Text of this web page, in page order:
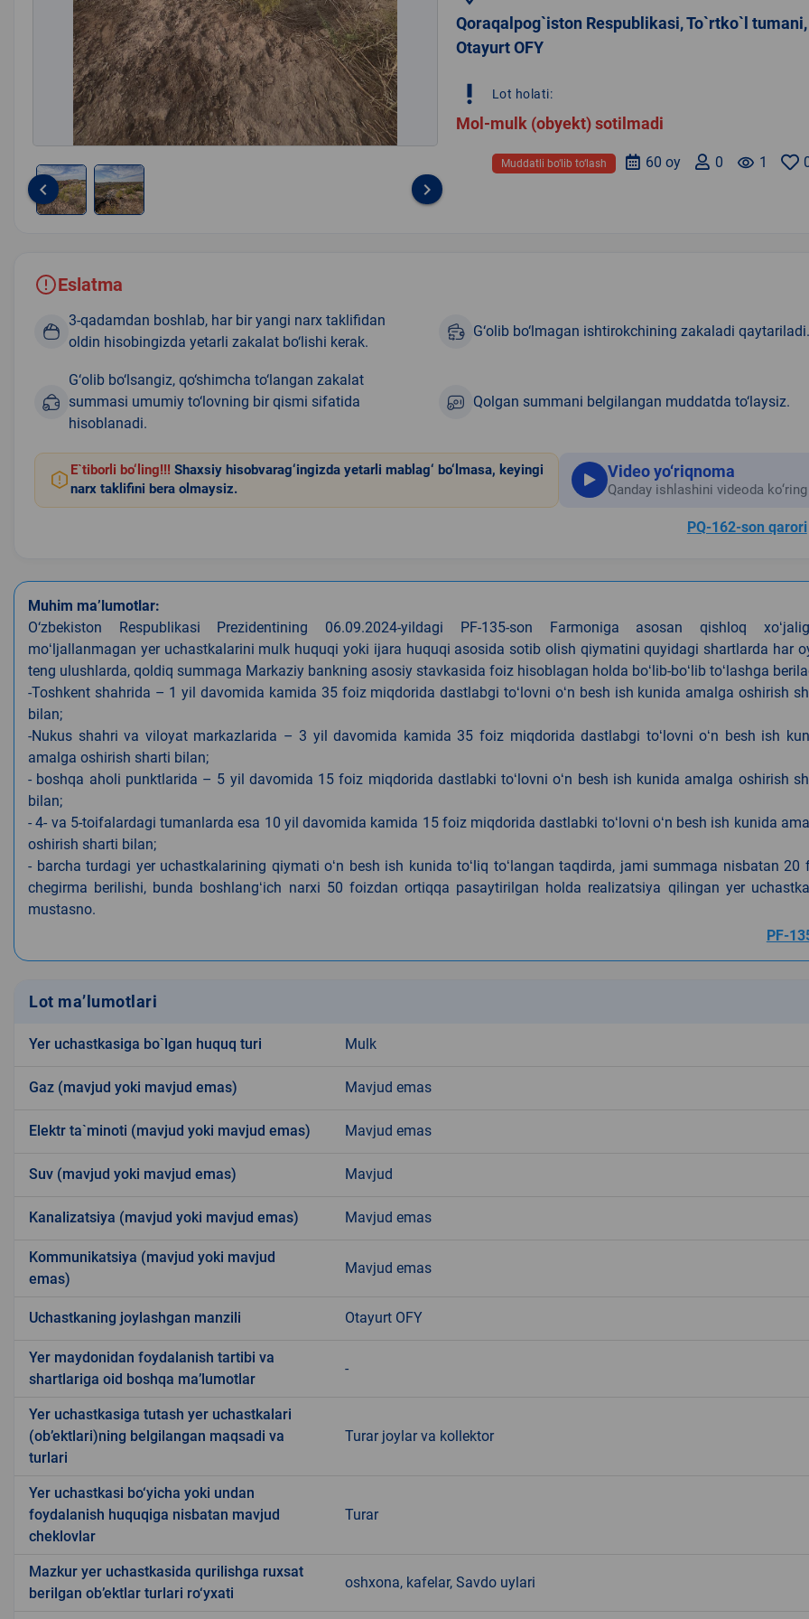
2
keyboard_arrow_left keyboard_arrow_right
Qoraqalpog`iston Respublikasi, To`rtko`l tumani,
Otayurt OFY
priority_high Lot holati:
Mol-mulk (obyekt) sotilmadi
remove_red_eye 1
0
60 oy
Muddatli bo‘lib to‘lash
Eslatma
3-qadamdan boshlab, har bir yangi narx taklifidan
oldin hisobingizda yetarli zakalat bo‘lishi kerak.
G‘olib bo‘lmagan ishtirokchining zakaladi qaytariladi.
G‘olib bo‘lsangiz, qo‘shimcha to‘langan zakalat
summasi umumiy to‘lovning bir qismi sifatida
hisoblanadi.
Qolgan summani belgilangan muddatda to‘laysiz.
E`tiborli bo‘ling!!! Shaxsiy hisobvarag‘ingizda yetarli mablag‘ bo‘lmasa, keyingi
narx taklifini bera olmaysiz.
Video yo‘riqnoma
Qanday ishlashini videoda ko‘ring
PQ-162-son qarori
Muhim ma’lumotlar:
O‘zbekiston Respublikasi Prezidentining 06.09.2024-yildagi PF-135-son Farmoniga asosan qishloq
moʻljallanmagan yer uchastkalarini mulk huquqi yoki ijara huquqi asosida sotib olish qiymatini quyidagi shartlarda har
teng ulushlarda, qoldiq summaga Markaziy bankning asosiy stavkasida foiz hisoblagan holda boʻlib-boʻlib toʻlashga
-Toshkent shahrida – 1 yil davomida kamida 35 foiz miqdorida dastlabgi toʻlovni oʻn besh ish kunida amalga oshirish
bilan;
-Nukus shahri va viloyat markazlarida – 3 yil davomida kamida 35 foiz miqdorida dastlabgi toʻlovni oʻn besh ish
amalga oshirish sharti bilan;
- boshqa aholi punktlarida – 5 yil davomida 15 foiz miqdorida dastlabki toʻlovni oʻn besh ish kunida amalga oshirish
bilan;
- 4- va 5-toifalardagi tumanlarda esa 10 yil davomida kamida 15 foiz miqdorida dastlabki toʻlovni oʻn besh ish kunida
oshirish sharti bilan;
- barcha turdagi yer uchastkalarining qiymati oʻn besh ish kunida toʻliq toʻlangan taqdirda, jami summaga nisbatan 20
chegirma berilishi, bunda boshlangʻich narxi 50 foizdan ortiqqa pasaytirilgan holda realizatsiya qilingan yer
mustasno.
PF-
Lot ma’lumotlari
Yer uchastkasiga bo`lgan huquq turi Mulk
Gaz (mavjud yoki mavjud emas) Mavjud emas
Elektr ta`minoti (mavjud yoki mavjud emas) Mavjud emas
Suv (mavjud yoki mavjud emas) Mavjud
Kanalizatsiya (mavjud yoki mavjud emas) Mavjud emas
Kommunikatsiya (mavjud yoki mavjud
emas)
Mavjud emas
Uchastkaning joylashgan manzili Otayurt OFY
Yer maydonidan foydalanish tartibi va
shartlariga oid boshqa ma’lumotlar
-
Yer uchastkasiga tutash yer uchastkalari
(ob’ektlari)ning belgilangan maqsadi va
turlari
Turar joylar va kollektor
Yer uchastkasi bo‘yicha yoki undan
foydalanish huquqiga nisbatan mavjud
cheklovlar
Turar
Mazkur yer uchastkasida qurilishga ruxsat
berilgan ob’ektlar turlari ro‘yxati
oshxona, kafelar, Savdo uylari